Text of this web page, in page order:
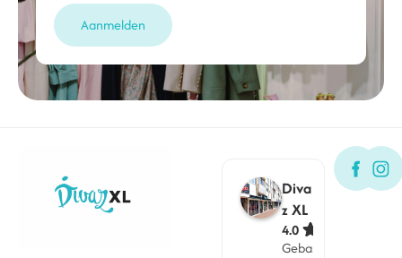
Aanmelden
Diva
z XL
4.0
Gebaseerd op